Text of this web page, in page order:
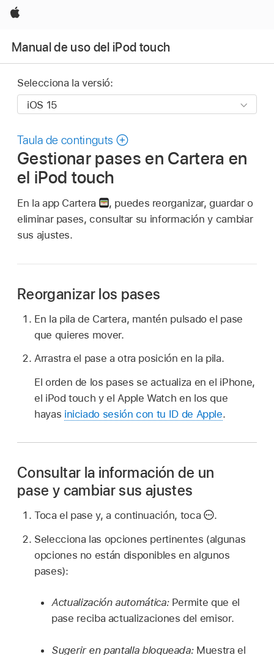
Apple
Manual de uso del iPod touch
Selecciona la versió:
Taula de continguts
Gestionar pases en Cartera en
el iPod touch
En la app Cartera , puedes reorganizar, guardar o
eliminar pases, consultar su información y cambiar
sus ajustes.
Reorganizar los pases
En la pila de Cartera, mantén pulsado el pase
que quieres mover.
Arrastra el pase a otra posición en la pila.
El orden de los pases se actualiza en el iPhone,
el iPod touch y el Apple Watch en los que
hayas iniciado sesión con tu ID de Apple.
Consultar la información de un
pase y cambiar sus ajustes
Toca el pase y, a continuación, toca
.
Selecciona las opciones pertinentes (algunas
opciones no están disponibles en algunos
pases):
Actualización automática:Permite que el
pase reciba actualizaciones del emisor.
Sugerir en pantalla bloqueada:Muestra el